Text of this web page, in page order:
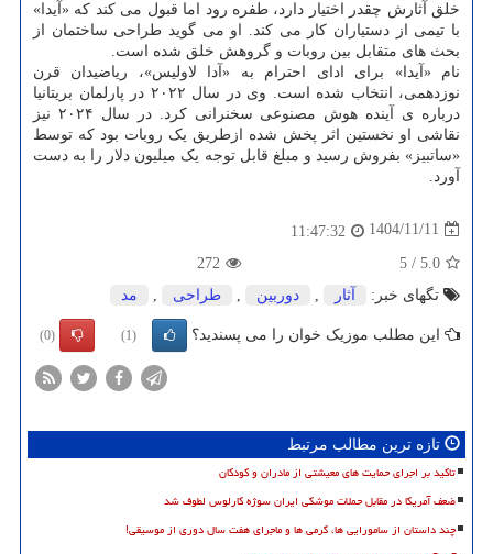
خلق آثارش چقدر اختیار دارد، طفره رود اما قبول می کند که «آیدا»
با تیمی از دستیاران کار می کند. او می گوید طراحی ساختمان از
بحث های متقابل بین روبات و گروهش خلق شده است.
نام «آیدا» برای ادای احترام به «آدا لاولیس»، ریاضیدان قرن
نوزدهمی، انتخاب شده است. وی در سال ۲۰۲۲ در پارلمان بریتانیا
درباره ی آینده هوش مصنوعی سخنرانی کرد. در سال ۲۰۲۴ نیز
نقاشی او نخستین اثر پخش شده ازطریق یک روبات بود که توسط
«ساتبیز» بفروش رسید و مبلغ قابل توجه یک میلیون دلار را به دست
آورد.
1404/11/11
11:47:32
5.0
/
5
272
تگهای خبر:
آثار دوربین طراحی مد
این مطلب موزیک خوان را می پسندید؟ (1)
(0)
تازه ترین مطالب مرتبط
تاکید بر اجرای حمایت های معیشتی از مادران و کودکان
ضعف آمریکا در مقابل حملات موشکی ایران سوژه کارلوس لطوف شد
چند داستان از سامورایی ها، گرمی ها و ماجرای هفت سال دوری از موسیقی!